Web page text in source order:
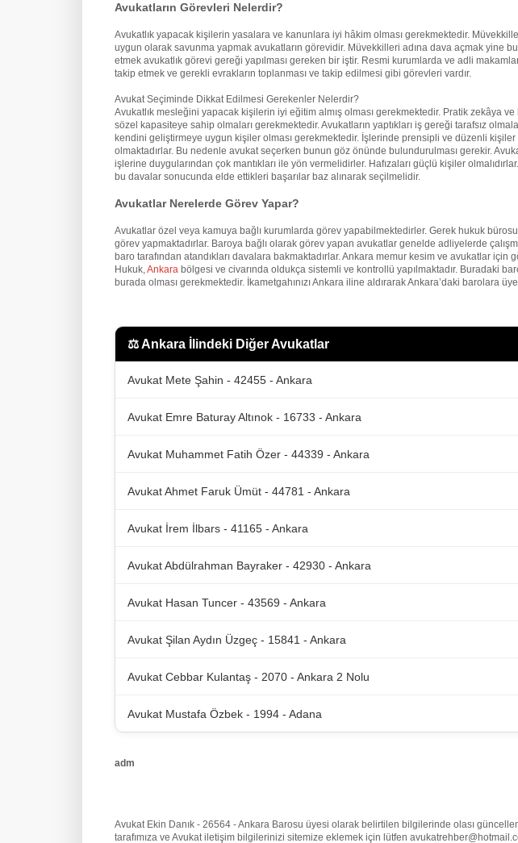
Avukatların Görevleri Nelerdir?
Avukatlık yapacak kişilerin yasalara ve kanunlara iyi hâkim olması gerekmektedir.
uygun olarak savunma yapmak avukatların görevidir. Müvekkilleri adına dava açmak yine
etmek avukatlık görevi gereği yapılması gereken bir iştir. Resmi kurumlarda ve adli
takip etmek ve gerekli evrakların toplanması ve takip edilmesi gibi görevleri vardır.
Avukat Seçiminde Dikkat Edilmesi Gerekenler Nelerdir?
Avukatlık mesleğini yapacak kişilerin iyi eğitim almış olması gerekmektedir. Pratik zekâya
sözel kapasiteye sahip olmaları gerekmektedir. Avukatların yaptıkları iş gereği tarafsız
kendini geliştirmeye uygun kişiler olması gerekmektedir. İşlerinde prensipli ve düzenli kişiler
olmaktadırlar. Bu nedenle avukat seçerken bunun göz önünde bulundurulması gerekir.
işlerine duygularından çok mantıkları ile yön vermelidirler. Hafızaları güçlü kişiler
bu davalar sonucunda elde ettikleri başarılar baz alınarak seçilmelidir.
Avukatlar Nerelerde Görev Yapar?
Avukatlar özel veya kamuya bağlı kurumlarda görev yapabilmektedirler. Gerek hukuk
görev yapmaktadırlar. Baroya bağlı olarak görev yapan avukatlar genelde adliyelerde
baro tarafından atandıkları davalara bakmaktadırlar. Ankara memur kesim ve avukatlar için
Hukuk,Ankara bölgesi ve civarında oldukça sistemli ve kontrollü yapılmaktadır. Buradaki
burada olması gerekmektedir. İkametgahınızı Ankara iline aldırarak Ankara’daki barolara
⚖️Ankara İlindeki Diğer Avukatlar
Avukat Mete Şahin - 42455 - Ankara
Avukat Emre Baturay Altınok - 16733 - Ankara
Avukat Muhammet Fatih Özer - 44339 - Ankara
Avukat Ahmet Faruk Ümüt - 44781 - Ankara
Avukat İrem İlbars - 41165 - Ankara
Avukat Abdülrahman Bayraker - 42930 - Ankara
Avukat Hasan Tuncer - 43569 - Ankara
Avukat Şilan Aydın Üzgeç - 15841 - Ankara
Avukat Cebbar Kulantaş - 2070 - Ankara 2 Nolu
Avukat Mustafa Özbek - 1994 - Adana
adm
Avukat Ekin Danık - 26564 - Ankara Barosu üyesi olarak belirtilen bilgilerinde olası
tarafımıza ve Avukat iletişim bilgilerinizi sitemize eklemek için lütfen